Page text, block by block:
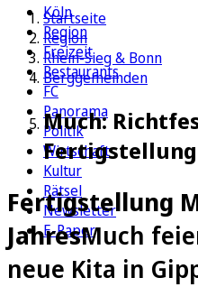
Köln
Region
Freizeit
Restaurants
FC
Panorama
Politik
Wirtschaft
Kultur
Rätsel
Newsletter
E-Paper
Startseite
Region
Rhein-Sieg & Bonn
Berggemeinden
Much:
Fertigstellung
JahresMuch
neue Kita in